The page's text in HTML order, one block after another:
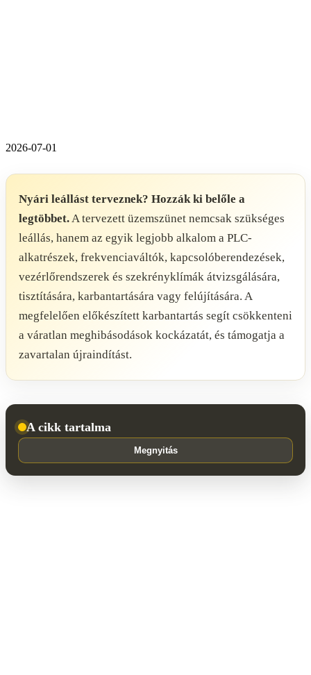
2026-07-01
Nyári leállást terveznek? Hozzák ki belőle a
legtöbbet.A tervezett üzemszünet nemcsak szükséges
leállás, hanem az egyik legjobb alkalom a PLC-
alkatrészek, frekvenciaváltók, kapcsolóberendezések,
vezérlőrendszerek és szekrényklímák átvizsgálására,
tisztítására, karbantartására vagy felújítására. A
megfelelően előkészített karbantartás segít csökkenteni
a váratlan meghibásodások kockázatát, és támogatja a
zavartalan újraindítást.
A cikk tartalma
Megnyitás